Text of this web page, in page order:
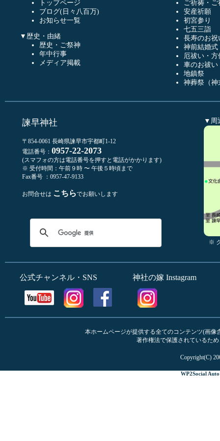
トップページ
ブログ(日々八百万)
お知らせ一覧
▼歴史・由緒
歴史・ご祭神
年中行事
メディア掲載
ご祈祷・
安産祈願
初宮参り
七五三詣
長寿のお祝
神前結婚式
厄祓い・方
車のお祓い
地鎮祭
神葬祭（神
諫早神社
〒854-0061 長崎県諫早市宇都町1-12
電話番号： 0957-22-2073
(スマフォの方は電話番号を押すと電話がかかります)
※ 受付時間：午前９時 〜 午後５時頃まで
Fax番号 ：0957-47-9133
お問合せは こちらでお願いします
▼周
※
公式チャンネル・SNS 神社の嫁 Instagram
本ホームページが提供する全てのコンテンツ(画
著作権法で保護されているた
Copyright(C)
WP2Social